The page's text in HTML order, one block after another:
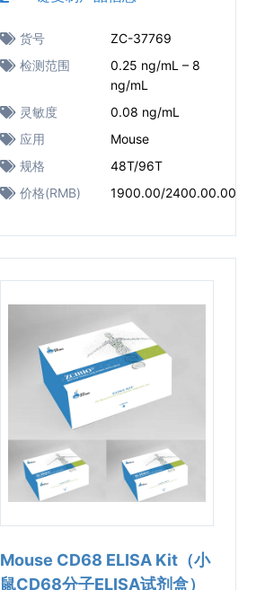
货号
ZC-37769
检测范围
0.25 ng/mL – 8
ng/mL
灵敏度
0.08 ng/mL
应用
Mouse
规格
48T/96T
价格(RMB)
1900.00/2400.00.00
Mouse CD68 ELISA Kit（小
鼠CD68分子ELISA试剂盒）